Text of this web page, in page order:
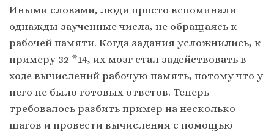
Иными словами, люди просто вспоминали
однажды заученные числа, не обращаясь к
рабочей памяти. Когда задания усложнились, к
примеру 32 *14, их мозг стал задействовать в
ходе вычислений рабочую память, потому что у
него не было готовых ответов. Теперь
требовалось разбить пример на несколько
шагов и провести вычисления с помощью